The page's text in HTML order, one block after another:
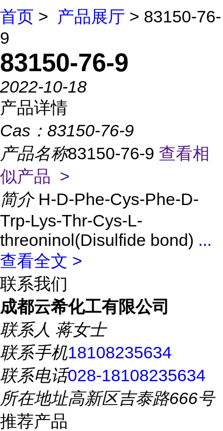
首页 > 产品展厅 > 83150-76-
9
83150-76-9
2022-10-18
产品详情
Cas： 83150-76-9
产品名称83150-76-9 查看相
似产品 >
简介 H-D-Phe-Cys-Phe-D-
Trp-Lys-Thr-Cys-L-
threoninol(Disulfide bond) ...
查看全文 >
联系我们
成都云希化工有限公司
联系人 蒋女士
联系手机18108235634
联系电话028-18108235634
所在地址高新区吉泰路666号
推荐产品